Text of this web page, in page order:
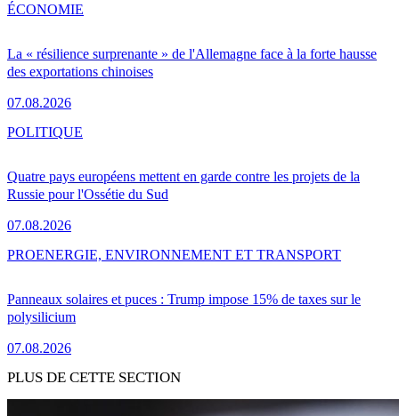
La « résilience surprenante » de l'Allemagne face à la forte hausse
des exportations chinoises
07.08.2026
ÉCONOMIE
Quatre pays européens mettent en garde contre les projets de la
Russie pour l'Ossétie du Sud
07.08.2026
POLITIQUE
Panneaux solaires et puces : Trump impose 15% de taxes sur le
polysilicium
07.08.2026
PROENERGIE, ENVIRONNEMENT ET TRANSPORT
PLUS DE CETTE SECTION